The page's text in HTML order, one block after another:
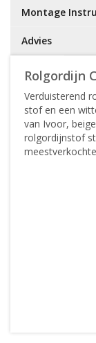
Montage
Advies
Rolgordijn
Verduisterend
stof en een
van Ivoor,
rolgordijnstof